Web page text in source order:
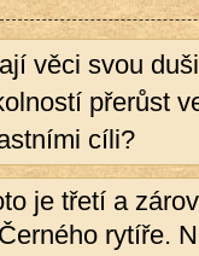
věci svou
přerůst
cíli?
je třetí a
rytíře.